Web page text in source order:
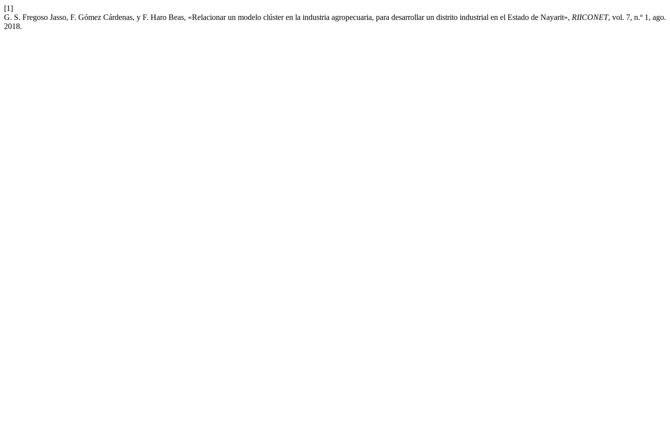
[1]
G. S. Fregoso Jasso, F. Gómez Cárdenas, y F. Haro Beas, «Relacionar un modelo clúster en la industria agropecuaria, para desarrollar un distrito industrial en el Estado de Nayarit», RIICONET, vol. 7, n.º 1, ago.
2018.